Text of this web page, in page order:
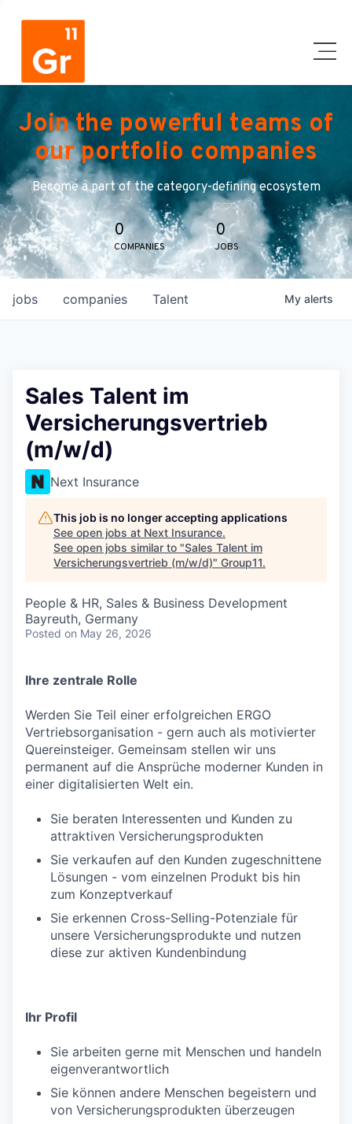
Join the powerful teams of
our portfolio companies
Become a part of the category-defining ecosystem
0
COMPANIES
0
JOBS
jobs companies Talent My alerts
Sales Talent im
Versicherungsvertrieb
(m/w/d)
Next Insurance
This job is no longer accepting applications
See open jobs at Next Insurance.
See open jobs similar to "Sales Talent im
Versicherungsvertrieb (m/w/d)" Group11.
People & HR, Sales & Business Development
Bayreuth, Germany
Posted on May 26, 2026
Ihre zentrale Rolle
Werden Sie Teil einer erfolgreichen ERGO
Vertriebsorganisation - gern auch als motivierter
Quereinsteiger. Gemeinsam stellen wir uns
permanent auf die Ansprüche moderner Kunden in
einer digitalisierten Welt ein.
Sie beraten Interessenten und Kunden zu
attraktiven Versicherungsprodukten
Sie verkaufen auf den Kunden zugeschnittene
Lösungen - vom einzelnen Produkt bis hin
zum Konzeptverkauf
Sie erkennen Cross-Selling-Potenziale für
unsere Versicherungsprodukte und nutzen
diese zur aktiven Kundenbindung
Ihr Profil
Sie arbeiten gerne mit Menschen und handeln
eigenverantwortlich
Sie können andere Menschen begeistern und
von Versicherungsprodukten überzeugen